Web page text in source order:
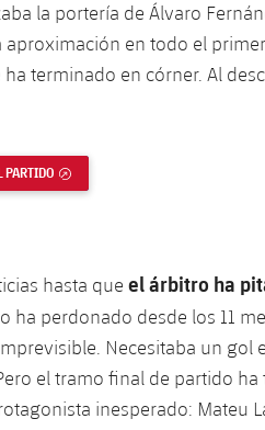
la portería de Álvaro
aproximación en todo el
terminado en córner. Al
PARTIDO
hasta que el árbitro ha
ha perdonado desde los 11
Necesitaba un gol
el tramo final de partido ha
inesperado: Mateu